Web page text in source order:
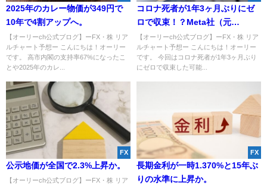
2025年のカレー物価が349円で
10年で4割アップへ。
【オーリーch公式ブログ】ーFX・株 リア
ルチャート予想ー こんにちは！オーリー
です。 高市内閣の支持率67%になったこ
とや2025年のカレ...
コロナ死者が1年3ヶ月ぶりにゼ
ロで収束！？Meta社（元
Facebook社）が顔認識機能を削
除！
【オーリーch公式ブログ】ーFX・株 リア
ルチャート予想ー こんにちは！オーリー
です。 今回はコロナ死者が1年3ヶ月ぶり
にゼロで収束した可能...
FX
公示地価が全国で2.3%上昇か。
【オーリーch公式ブログ】ーFX・株 リア
FX
長期金利が一時1.370%と15年ぶ
りの水準に上昇か。